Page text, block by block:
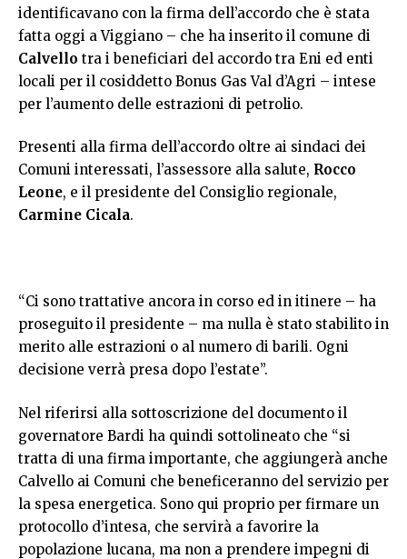
identificavano con la firma dell’accordo che è stata
fatta oggi a Viggiano – che ha inserito il comune di
Calvello tra i beneficiari del accordo tra Eni ed enti
locali per il cosiddetto Bonus Gas Val d’Agri – intese
per l’aumento delle estrazioni di petrolio.
Presenti alla firma dell’accordo oltre ai sindaci dei
Comuni interessati, l’assessore alla salute, Rocco
Leone, e il presidente del Consiglio regionale,
Carmine Cicala.
“Ci sono trattative ancora in corso ed in itinere – ha
proseguito il presidente – ma nulla è stato stabilito in
merito alle estrazioni o al numero di barili. Ogni
decisione verrà presa dopo l’estate”.
Nel riferirsi alla sottoscrizione del documento il
governatore Bardi ha quindi sottolineato che “si
tratta di una firma importante, che aggiungerà anche
Calvello ai Comuni che beneficeranno del servizio per
la spesa energetica. Sono qui proprio per firmare un
protocollo d’intesa, che servirà a favorire la
popolazione lucana, ma non a prendere impegni di